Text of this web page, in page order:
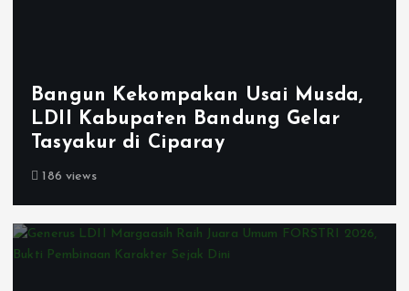
Bangun Kekompakan Usai Musda,
LDII Kabupaten Bandung Gelar
Tasyakur di Ciparay
186 views